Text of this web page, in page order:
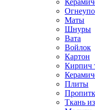
Маты
Шнуры
Вата
Войлок
Картон
Кирпич
Плиты
Ткань